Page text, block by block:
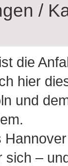
/
die
hier
und
sich ‒